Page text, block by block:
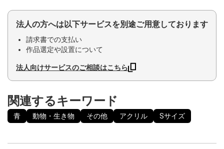
法人の方へは以下サービスを別途ご用意しております
請求書での支払い
作品選定や設置について
法人向けサービスのご相談はこちら
関連するキーワード
青 動物・生き物 その他 アクリル Sサイズ